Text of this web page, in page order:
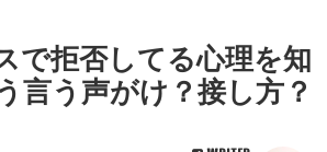
で拒否してる心理を知
言う声がけ？接し方？